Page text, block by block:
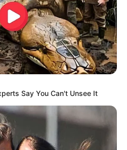
LAINNYA
Say You Can't Unsee It